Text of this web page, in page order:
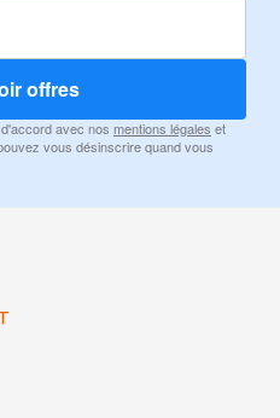
offres
avec nos mentions légales et
pouvez vous désinscrire quand vous